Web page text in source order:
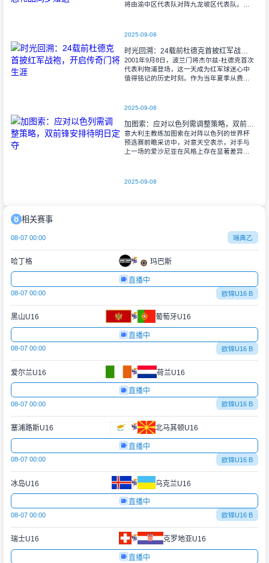
将由渝中区代表队对阵九龙坡区代表队。据
2025-09-08
时光回溯：24载前杜德克首披红军战袍，开启传奇门将生涯
2001年9月8日，波兰门将杰尔兹-杜德克首次
代表利物浦登场，这一天成为红军球迷心中
值得铭记的历史时刻。作为当年夏季从费耶
2025-09-08
加图索：应对以色列需调整策略，双前锋安排待明日定夺
意大利主教练加图索在对阵以色列的世界杯
预选赛前瞻采访中，对意天空表示，对手与
上一场的爱沙尼亚在风格上存在显著差异。
出色的
2025-09-08
相关赛事
08-07 00:00 瑞典乙
哈丁格 玛巴斯
直播中
08-07 00:00 欧锦U16 B
黑山U16 葡萄牙U16
直播中
08-07 00:00 欧锦U16 B
爱尔兰U16 荷兰U16
直播中
08-07 00:00 欧锦U16 B
塞浦路斯U16 北马其顿U16
直播中
08-07 00:00 欧锦U16 B
冰岛U16 乌克兰U16
直播中
08-07 00:00 欧锦U16 B
瑞士U16 克罗地亚U16
直播中